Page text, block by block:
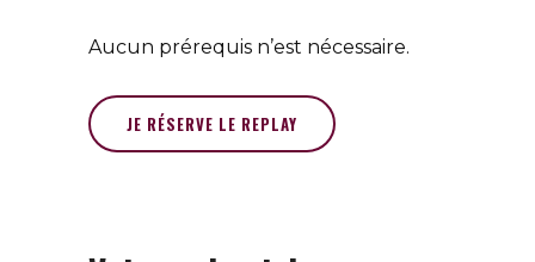
Aucun prérequis n’est nécessaire.
JE RÉSERVE LE REPLAY